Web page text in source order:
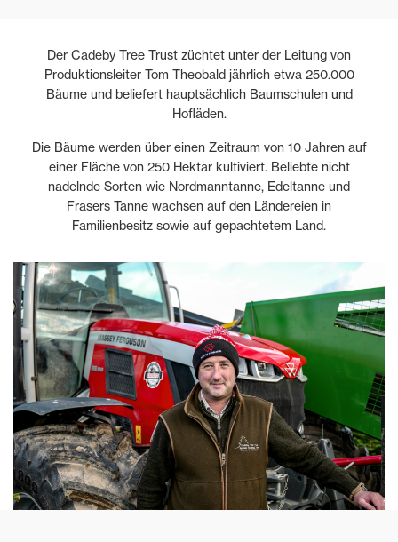
Der Cadeby Tree Trust züchtet unter der Leitung von
Produktionsleiter Tom Theobald jährlich etwa 250.000
Bäume und beliefert hauptsächlich Baumschulen und
Hofläden.
Die Bäume werden über einen Zeitraum von 10 Jahren auf
einer Fläche von 250 Hektar kultiviert. Beliebte nicht
nadelnde Sorten wie Nordmanntanne, Edeltanne und
Frasers Tanne wachsen auf den Ländereien in
Familienbesitz sowie auf gepachtetem Land.